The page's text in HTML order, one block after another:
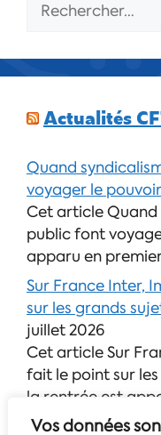
Vos données
Actualités
Quand
voyager le
Cet article Quand
public font
apparu en
Sur France Inter,
sur les grands
juillet 2026
Cet article Sur
fait le point sur
la rentrée est
Découvrez le